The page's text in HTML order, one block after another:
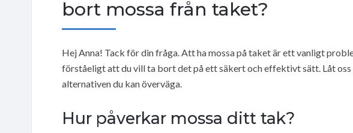
bort mossa från taket?
Hej Anna! Tack för din fråga. Att ha mossa på taket är ett vanligt
förståeligt att du vill ta bort det på ett säkert och effektivt sätt. Låt oss
alternativen du kan överväga.
Hur påverkar mossa ditt tak?